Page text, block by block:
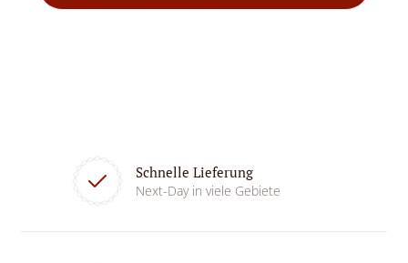
Schnelle Lieferung
Next-Day in viele Gebiete